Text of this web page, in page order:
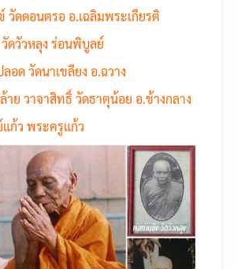
วัดดอนตรอ อ.เฉลิมพระเกียรติ
ดวัวหลุง ร่อนพิบูลย์
อด วัดนาเขลียง อ.ฉวาง
ย วาจาสิทธิ์ วัดธาตุน้อย อ.ช้างกลาง
ก้ว พระครูแก้ว